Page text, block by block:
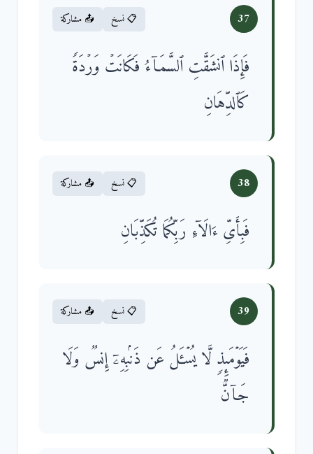
37 📋 نسخ 📤 مشاركة
فَإِذَا ٱنشَقَّتِ ٱلسَّمَاۤءُ فَكَانَتۡ وَرۡدَةࣰ
كَٱلدِّهَانِ
38 📋 نسخ 📤 مشاركة
فَبِأَیِّ ءَالَاۤءِ رَبِّكُمَا تُكَذِّبَانِ
39 📋 نسخ 📤 مشاركة
فَیَوۡمَىِٕذࣲ لَّا یُسۡـَٔلُ عَن ذَنۢبِهِۦۤ إِنسࣱ وَلَا
جَاۤنࣱّ